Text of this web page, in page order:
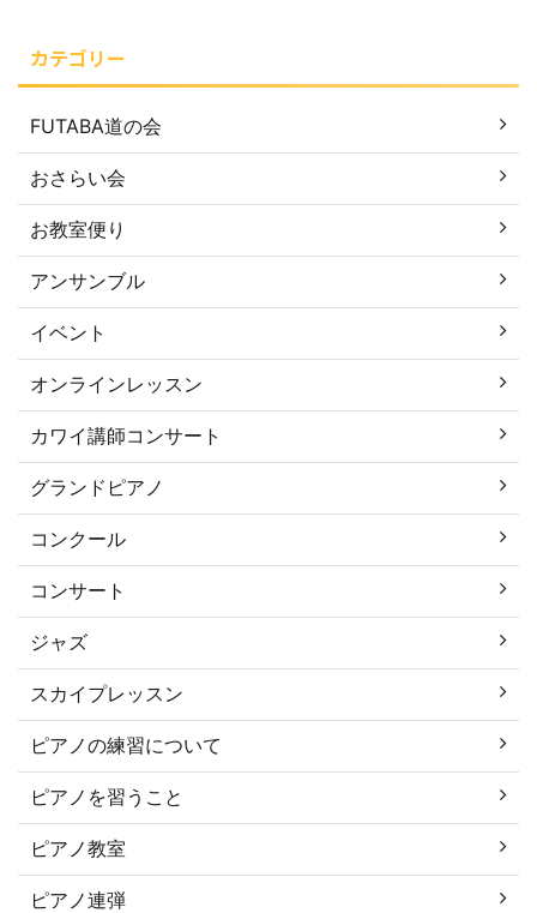
カテゴリー
FUTABA道の会
おさらい会
お教室便り
アンサンブル
イベント
オンラインレッスン
カワイ講師コンサート
グランドピアノ
コンクール
コンサート
ジャズ
スカイプレッスン
ピアノの練習について
ピアノを習うこと
ピアノ教室
ピアノ連弾